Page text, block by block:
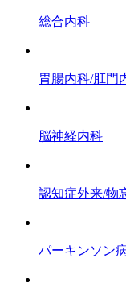
総合内科
胃腸内科/肛門
脳神経内科
認知症外来/物
パーキンソン